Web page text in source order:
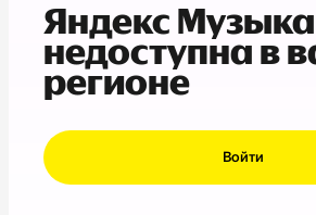
Яндекс Музыка
недоступна в
регионе
Войти